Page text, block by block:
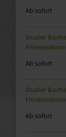
Ab sofort
Dualer
Ab sofort
Dualer
Ab sofort